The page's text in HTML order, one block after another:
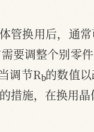
管换用后，通
要调整个别零
调节R
b
的数值
施，在换用晶